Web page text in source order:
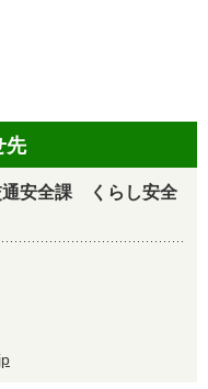
先
安全課 くらし安全